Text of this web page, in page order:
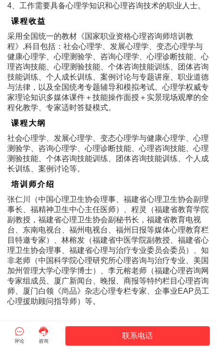
4、工作需要具备心理学知识和心理咨询技术的职业人士。
课程收益
采用全国统一的教材《国家职业资格心理咨询师培训教
程》,科目包括：社会心理学、发展心理学、变态心理学与
健康心理学、心理测验学、咨询心理学、心理诊断技能、心
理咨询技能、心理测验技能、个体咨询技能训练、团体咨询
技能训练、个人成长训练、案例讨论与专题讲座、职业道德
与法律，以及全国统考专题辅导和模拟考试。心理学权威专
家理论知识多媒体课件＋技能操作面授＋实景现场观摩的全
程化教学、专家适时答疑模式。
课程大纲
社会心理学、发展心理学、变态心理学与健康心理学、心理
测验学、咨询心理学、心理诊断技能、心理咨询技能、心理
测验技能、个体咨询技能训练、团体咨询技能训练、个人成
长训练、案例讨论等。
培训师介绍
张仁川（中国心理卫生协会理事、福建省心理卫生协会副理
事长、福精神卫生中心主任医师）、程灵（福建省教育学院
副教授，福建省心理卫生协会副秘书长，福建省教育电视
台、东南电视台、福州电视台、福州日报等媒体心理教育栏
目特邀专家）、林榕发（福建省中医学院副教授、福建省心
理卫生协会理事、福建省心理与治疗专业委员会委员）、知
非老师（中国科学院心理研究所心理咨询与治疗专业、美国
加州管理大学心理学博士）、李元榕老师（福建心理咨询网
专家组成员、厦广新闻台、晚报、商报等特约栏目心理咨询
师、厦门白领《尚品》杂志心理专栏专家、企事业EAP员工
心理援助顾问指导师）等。

评论

咨询
联系电话